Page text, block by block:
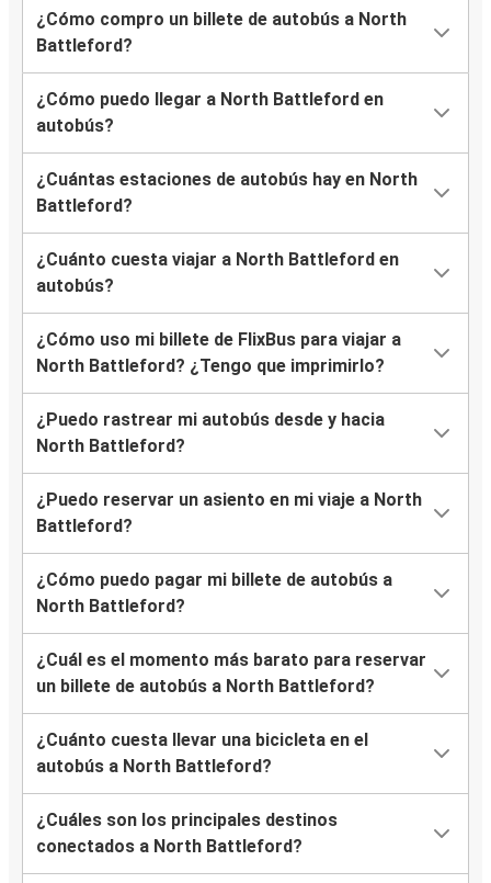
¿Cómo compro un billete de autobús a North
Battleford?
¿Cómo puedo llegar a North Battleford en
autobús?
¿Cuántas estaciones de autobús hay en North
Battleford?
¿Cuánto cuesta viajar a North Battleford en
autobús?
¿Cómo uso mi billete de FlixBus para viajar a
North Battleford? ¿Tengo que imprimirlo?
¿Puedo rastrear mi autobús desde y hacia
North Battleford?
¿Puedo reservar un asiento en mi viaje a North
Battleford?
¿Cómo puedo pagar mi billete de autobús a
North Battleford?
¿Cuál es el momento más barato para reservar
un billete de autobús a North Battleford?
¿Cuánto cuesta llevar una bicicleta en el
autobús a North Battleford?
¿Cuáles son los principales destinos
conectados a North Battleford?